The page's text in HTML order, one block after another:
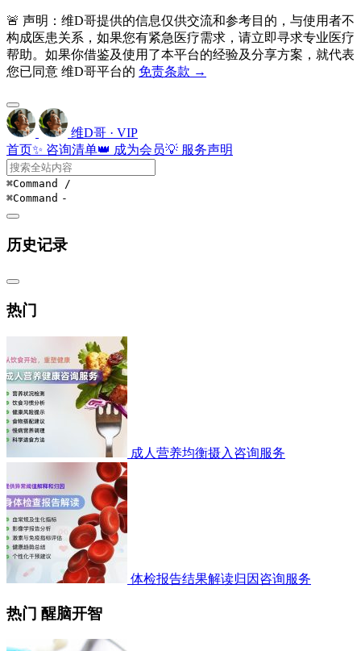
🚨 声明：维D哥提供的信息仅供交流和参考目的，与使用者不
构成医患关系，如果您有紧急医疗需求，请立即寻求专业医疗
帮助。如果你借鉴及使用了本平台的经验及分享方案，就代表
您已同意 维D哥平台的 免责条款 →
维D哥 · VIP
首页✨ 咨询清单👑 成为会员💡 服务声明
⌘Command /
⌘Command -
历史记录
热门
成人营养均衡摄入咨询服务
体检报告结果解读归因咨询服务
热门 醒脑开智